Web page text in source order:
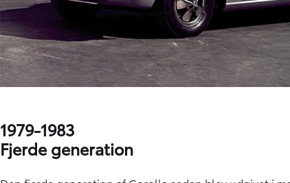
1979-1983
Fjerde generation